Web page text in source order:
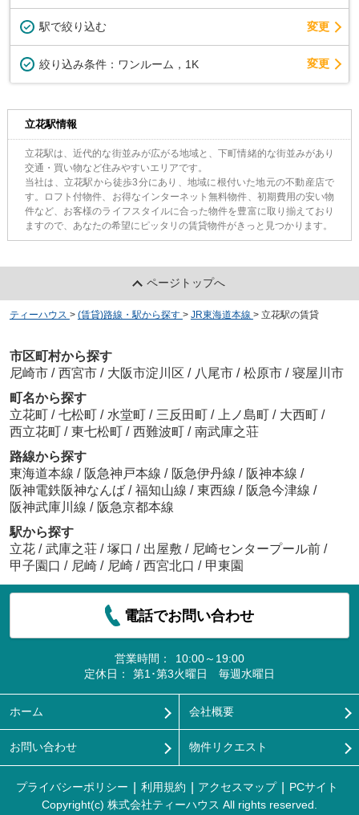
駅で絞り込む 変更
絞り込み条件： ワンルーム，1K 変更
立花駅情報
立花駅は、近代的な街並みが広がる地域と、下町情緒的な街並みがあり
交通・買い物など住みやすいエリアです。
当社は、立花駅から徒歩3分にあり、地域に根付いた地元の不動産店で
す。ロフト付物件、お得なインターネット無料物件、初期費用の安い物
件など、お客様のライフスタイルに合った物件を豊富に取り揃えており
ますので、あなたの希望にピッタリの賃貸物件がきっと見つかります。
ページトップへ
ティーハウス > (賃貸)路線・駅から探す > JR東海道本線 > 立花駅の賃貸
市区町村から探す
尼崎市 / 西宮市 / 大阪市淀川区 / 八尾市 / 松原市 / 寝屋川市
町名から探す
立花町 / 七松町 / 水堂町 / 三反田町 / 上ノ島町 / 大西町 /
西立花町 / 東七松町 / 西難波町 / 南武庫之荘
路線から探す
東海道本線 / 阪急神戸本線 / 阪急伊丹線 / 阪神本線 /
阪神電鉄阪神なんば / 福知山線 / 東西線 / 阪急今津線 /
阪神武庫川線 / 阪急京都本線
駅から探す
立花 / 武庫之荘 / 塚口 / 出屋敷 / 尼崎センタープール前 /
甲子園口 / 尼崎 / 尼崎 / 西宮北口 / 甲東園
電話でお問い合わせ
営業時間：
10:00～19:00
定休日：
第1･第3火曜日 毎週水曜日
ホーム 会社概要
お問い合わせ 物件リクエスト
プライバシーポリシー 利用規約 アクセスマップ
PCサイト
Copyright(c) 株式会社ティーハウス All rights reserved.